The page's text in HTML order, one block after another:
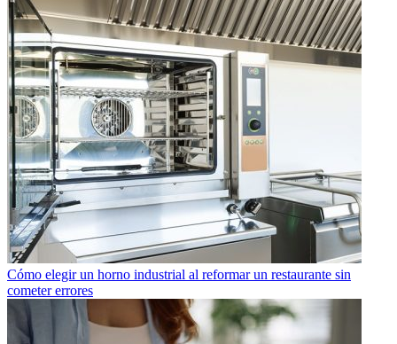
Cómo elegir un horno industrial al reformar un restaurante sin
cometer errores